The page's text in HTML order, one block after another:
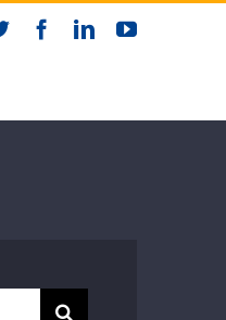
Twitter Facebook
LinkedInYouTube